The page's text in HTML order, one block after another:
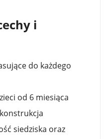
i
do każdego
od 6 miesiąca
siedziska oraz